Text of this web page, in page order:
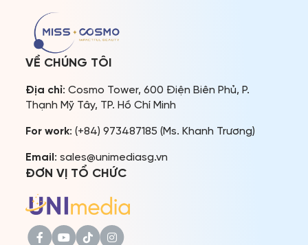
VỀ CHÚNG TÔI
Địa chỉ: Cosmo Tower, 600 Điện Biên Phủ, P.
Thạnh Mỹ Tây, TP. Hồ Chí Minh
For work: (+84) 973487185 (Ms. Khanh Trương)
Email: sales@unimediasg.vn
ĐƠN VỊ TỔ CHỨC